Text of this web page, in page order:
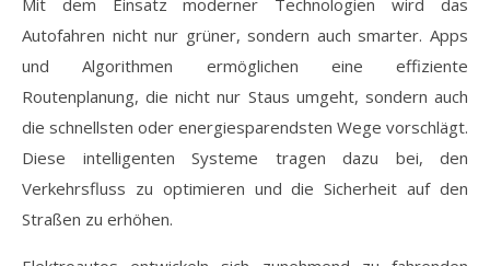
Mit dem Einsatz moderner Technologien wird das
Autofahren nicht nur grüner, sondern auch smarter. Apps
und Algorithmen ermöglichen eine effiziente
Routenplanung, die nicht nur Staus umgeht, sondern auch
die schnellsten oder energiesparendsten Wege vorschlägt.
Diese intelligenten Systeme tragen dazu bei, den
Verkehrsfluss zu optimieren und die Sicherheit auf den
Straßen zu erhöhen.